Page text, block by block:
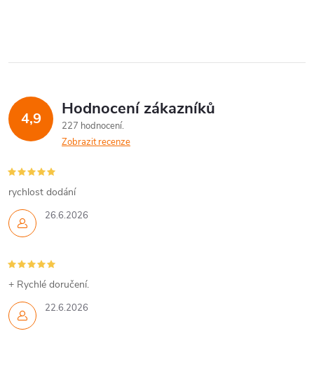
4,9 Hodnocení zákazníků
227 hodnocení
Zobrazit recenze
26.6.2026
rychlost dodání
22.6.2026
+ Rychlé doručení.